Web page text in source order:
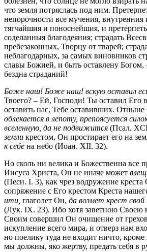
что земля потряслась под ним.
непорочности все мучения,
тягчайшия и поноснейшия, и
соделанныя благодеяния; страдать
пребезаконных, Творцу от тварей;
неблагодарных, за самых виновников
славы Божией, и быть оставлену Богом,
бездна страданий!
Боже наш! Боже наш! вскую оставил
Твоего? – Ей, Господи! Ты оставил Его
оставить нас, Тебе оставивших.
облекается в лепоту, препоясуется
вселенную, да не подвижится (Псал.
земли крестом, Он простирает его на
к себе на небо (Иоан. XII. 32).
Но сколь ни велика и Божественна все
Иисуса Христа, Он не иначе может
(Песн. I. 3), как чрез водружение креста
сопряжение с Его крестом Креста
ити, глаголет Он, да возмет крест свой
(Лук. IX. 23). Ибо хотя заветною Своею
Своим совершил Он очищение от
искупление всего мира, и отверз нам
но поелику туда не входит ничто,
мы должны, яко жертву, предать себя в